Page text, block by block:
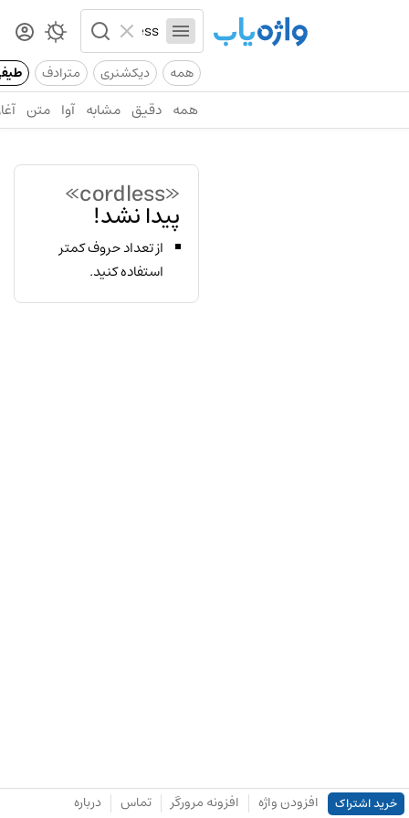
همه دیکشنری مترادف
همه دقیق مشابه آوا متن
«cordless»
پیدا نشد!
از تعداد حروف کمتر
استفاده کنید.
خرید اشتراک افزودن واژه افزونه مرورگر تماس درباره